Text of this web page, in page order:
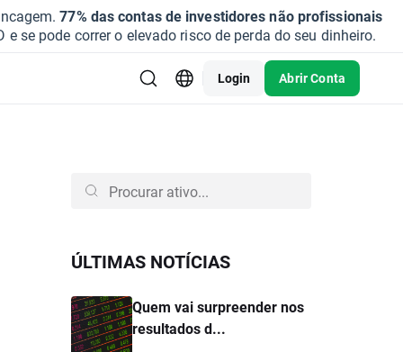
77% das contas de investidores não profissionais
se pode correr o elevado risco de perda do seu dinheiro.
Login Abrir Conta
ÚLTIMAS NOTÍCIAS
Quem vai surpreender nos
resultados d...